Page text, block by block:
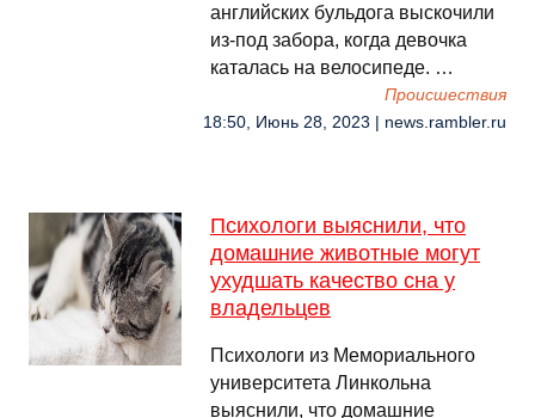
английских бульдога выскочили
из-под забора, когда девочка
каталась на велосипеде. …
Происшествия
18:50, Июнь 28, 2023 | news.rambler.ru
Психологи выяснили, что
домашние животные могут
ухудшать качество сна у
владельцев
Психологи из Мемориального
университета Линкольна
выяснили, что домашние